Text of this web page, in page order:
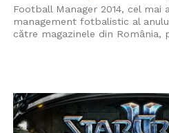
Football Manager 2014, cel
management fotbalistic al
către magazinele din România,